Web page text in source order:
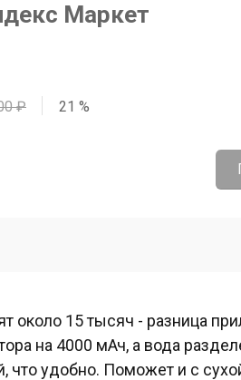
Маркет
₽ 21 %
около 15 тысяч - разница
на 4000 мАч, а вода
что удобно. Поможет и с